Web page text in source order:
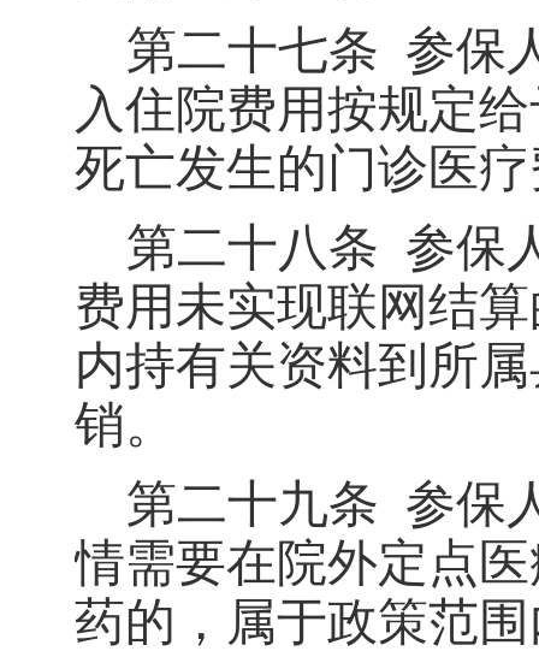
第二十七条 参保
入住院费用按规定
死亡发生的门诊医
第二十八条 参保
费用未实现联网结
内持有关资料到所
销。
第二十九条 参保
情需要在院外定点
药的，属于政策范